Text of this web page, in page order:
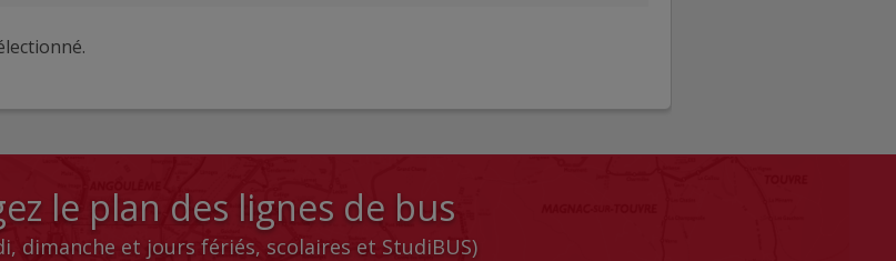
le plan des lignes de bus
dimanche et jours fériés, scolaires et StudiBUS)